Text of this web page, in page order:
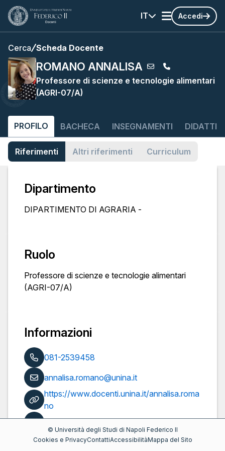
IT Accedi
Cerca Scheda Docente
ROMANO ANNALISA
Professore di scienze e tecnologie alimentari
(AGRI-07/A)
PROFILO BACHECA INSEGNAMENTI
Riferimenti Altri riferimenti Curriculum
Dipartimento
DIPARTIMENTO DI AGRARIA -
Ruolo
Professore di scienze e tecnologie alimentari
(AGRI-07/A)
Informazioni
081-2539458
annalisa.romano@unina.it
https://www.docenti.unina.it/annalisa.roma
no
Pubblicazioni
© Università degli Studi di Napoli Federico II
Cookies e PrivacyContattiAccessibilitàMappa del Sito